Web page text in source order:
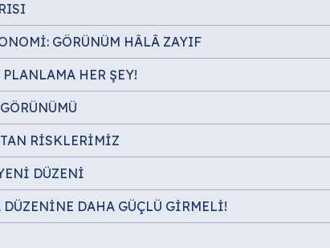
GÖRÜNÜM HÂLÂ ZAYIF
HER ŞEY!
RİSKLERİMİZ
DÜZENİ
DAHA GÜÇLÜ GİRMELİ!